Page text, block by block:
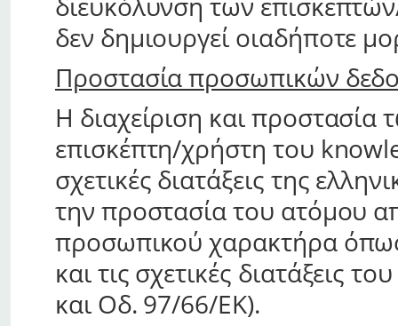
δεν δημιουργεί οιαδήποτε
Προστασία προσωπικών
Η διαχείριση και
επισκέπτη/χρήστη του
σχετικές διατάξεις της
την προστασία του ατόμου
προσωπικού χαρακτήρα
και τις σχετικές διατάξεις
και Οδ. 97/66/ΕΚ).